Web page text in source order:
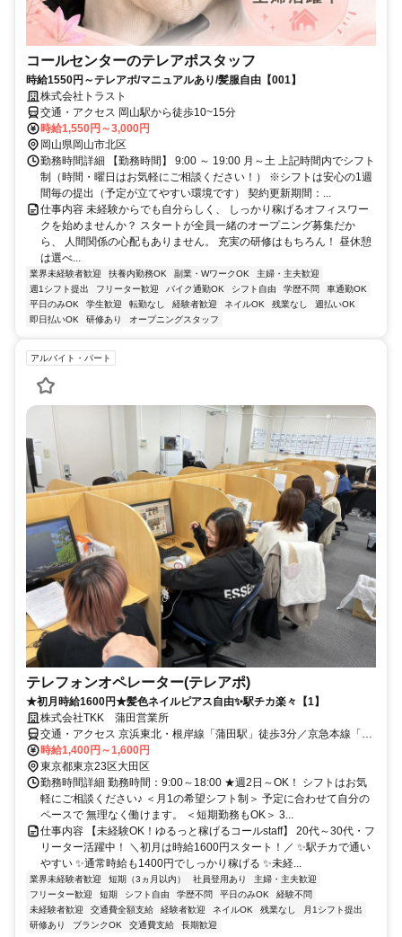
コールセンターのテレアポスタッフ
時給1550円～テレアポ/マニュアルあり/髪服自由【001】
株式会社トラスト
交通・アクセス 岡山駅から徒歩10~15分
時給1,550円～3,000円
岡山県岡山市北区
勤務時間詳細 【勤務時間】 9:00 ～ 19:00 月～土 上記時間内でシフト
制（時間・曜日はお気軽にご相談ください！） ※シフトは安心の1週
間毎の提出（予定が立てやすい環境です） 契約更新期間：...
仕事内容 未経験からでも自分らしく、 しっかり稼げるオフィスワー
クを始めませんか？ スタートが全員一緒のオープニング募集だか
ら、 人間関係の心配もありません。 充実の研修はもちろん！ 昼休憩
は選べ...
業界未経験者歓迎 扶養内勤務OK 副業・WワークOK
主婦・主夫歓迎
週1シフト提出
フリーター歓迎 バイク通勤OK シフト自由 学歴不問
車通勤OK
平日のみOK
学生歓迎 転勤なし 経験者歓迎 ネイルOK 残業なし
週払いOK
即日払いOK
研修あり オープニングスタッフ
アルバイト・パート
テレフォンオペレーター(テレアポ)
★初月時給1600円★髪色ネイルピアス自由✨駅チカ楽々【1】
株式会社TKK 蒲田営業所
交通・アクセス 京浜東北・根岸線「蒲田駅」徒歩3分／京急本線「京
急蒲田駅」徒歩7分
時給1,400円～1,600円
東京都東京23区大田区
勤務時間詳細 勤務時間：9:00～18:00 ★週2日～OK！ シフトはお気
軽にご相談ください♪ ＜月1の希望シフト制＞ 予定に合わせて自分の
ペースで 無理なく働けます。 ＜短期勤務もOK＞ 3...
仕事内容 【未経験OK！ゆるっと稼げるコールstaff】 20代～30代・フ
リーター活躍中！ ＼初月は時給1600円スタート！／ ✨駅チカで通い
やすい ✨通常時給も1400円でしっかり稼げる ✨未経...
業界未経験者歓迎 短期（3ヵ月以内） 社員登用あり
主婦・主夫歓迎
フリーター歓迎
短期 シフト自由 学歴不問 平日のみOK
経験不問
未経験者歓迎
交通費全額支給 経験者歓迎 ネイルOK 残業なし
月1シフト提出
研修あり
ブランクOK 交通費支給 長期歓迎